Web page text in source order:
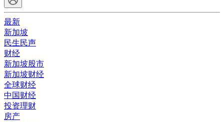
最新
新加坡
民生民声
财经
新加坡股市
新加坡财经
全球财经
中国财经
投资理财
房产